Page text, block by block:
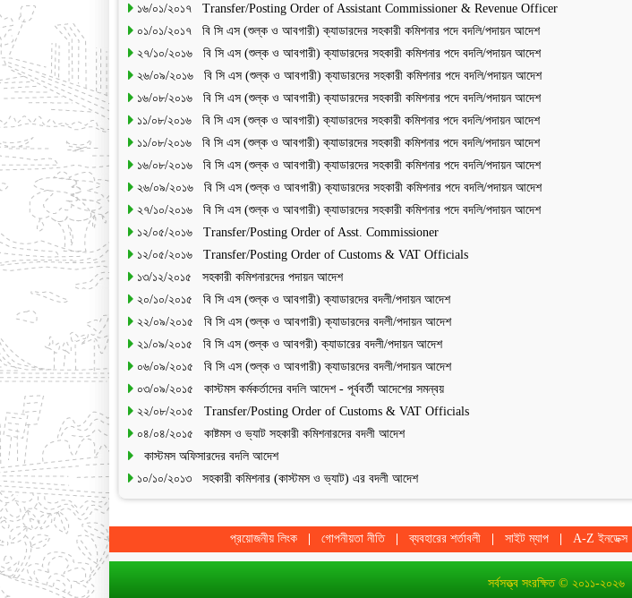
১৬/০১/২০১৭ Transfer/Posting Order of Assistant Commissioner & Revenue Officer
০১/০১/২০১৭ বি সি এস (শুল্ক ও আবগারী) ক্যাডারদের সহকারী কমিশনার পদে বদলি/পদায়ন আদেশ
২৭/১০/২০১৬ বি সি এস (শুল্ক ও আবগারী) ক্যাডারদের সহকারী কমিশনার পদে বদলি/পদায়ন আদেশ
২৬/০৯/২০১৬ বি সি এস (শুল্ক ও আবগারী) ক্যাডারদের সহকারী কমিশনার পদে বদলি/পদায়ন আদেশ
১৬/০৮/২০১৬ বি সি এস (শুল্ক ও আবগারী) ক্যাডারদের সহকারী কমিশনার পদে বদলি/পদায়ন আদেশ
১১/০৮/২০১৬ বি সি এস (শুল্ক ও আবগারী) ক্যাডারদের সহকারী কমিশনার পদে বদলি/পদায়ন আদেশ
১১/০৮/২০১৬ বি সি এস (শুল্ক ও আবগারী) ক্যাডারদের সহকারী কমিশনার পদে বদলি/পদায়ন আদেশ
১৬/০৮/২০১৬ বি সি এস (শুল্ক ও আবগারী) ক্যাডারদের সহকারী কমিশনার পদে বদলি/পদায়ন আদেশ
২৬/০৯/২০১৬ বি সি এস (শুল্ক ও আবগারী) ক্যাডারদের সহকারী কমিশনার পদে বদলি/পদায়ন আদেশ
২৭/১০/২০১৬ বি সি এস (শুল্ক ও আবগারী) ক্যাডারদের সহকারী কমিশনার পদে বদলি/পদায়ন আদেশ
১২/০৫/২০১৬ Transfer/Posting Order of Asst. Commissioner
১২/০৫/২০১৬ Transfer/Posting Order of Customs & VAT Officials
১৩/১২/২০১৫ সহকারী কমিশনারদের পদায়ন আদেশ
২০/১০/২০১৫ বি সি এস (শুল্ক ও আবগারী) ক্যাডারদের বদলী/পদায়ন আদেশ
২২/০৯/২০১৫ বি সি এস (শুল্ক ও আবগারী) ক্যাডারদের বদলী/পদায়ন আদেশ
২১/০৯/২০১৫ বি সি এস (শুল্ক ও আবগরী) ক্যাডারের বদলী/পদায়ন আদেশ
০৬/০৯/২০১৫ বি সি এস (শুল্ক ও আবগারী) ক্যাডারদের বদলী/পদায়ন আদেশ
০৩/০৯/২০১৫ কাস্টমস কর্মকর্তাদের বদলি আদেশ - পূর্ববর্তী আদেশের সমন্বয়
২২/০৮/২০১৫ Transfer/Posting Order of Customs & VAT Officials
০৪/০৪/২০১৫ কাষ্টমস ও ভ্যাট সহকারী কমিশনারদের বদলী আদেশ
কাস্টমস অফিসারদের বদলি আদেশ
১০/১০/২০১৩ সহকারী কমিশনার (কাস্টমস ও ভ্যাট) এর বদলী আদেশ
প্রয়োজনীয় লিংক গোপনীয়তা নীতি ব্যবহারের শর্তাবলী সাইট ম্যাপ A-Z ইনডেক্স
সর্বসত্ত্ব সংরক্ষিত © ২০১১-২০২৬